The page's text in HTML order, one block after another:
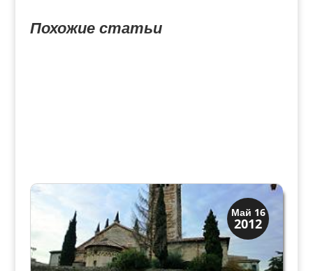
Похожие статьи
Май 16
2012
Скрытая Верона
Церкви